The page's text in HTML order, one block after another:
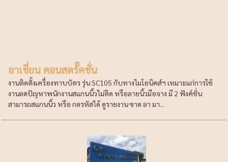
อาเชี่ยน คอนสตรั๊คชั่น
งานติดตั้งเครื่องทาบบัตร รุ่น SC105 กับทางไมโอนิคส์ฯ เหมาะแก่การใช้
งานลดปัญหาพนักงานสแกนนิ้วไม่ติด หรือลายนิ้วมือจาง มี 2 ฟังค์ชั่น
สามารถสแกนนิ้ว หรือ กดรหัสได้ ดูรายงาน ขาด ลา มา...